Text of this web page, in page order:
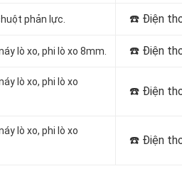
phản lực. ☎️ Điện
lò xo, phi lò xo 8mm. ☎️ Điện
lò xo, phi lò xo
☎️ Điện
lò xo, phi lò xo
☎️ Điện